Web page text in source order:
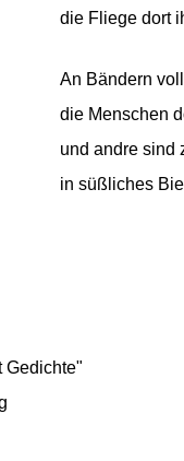
die Fliege dort
An Bändern
die Menschen
und andre sind
in süßliches
Gedichte"